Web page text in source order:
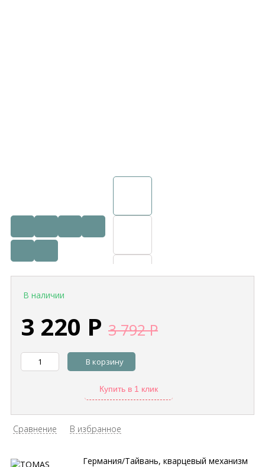
В наличии
3 220 Р 3 792Р
В корзину
Купить в 1 клик
Сравнение В избранное
Германия/Тайвань, кварцевый механизм